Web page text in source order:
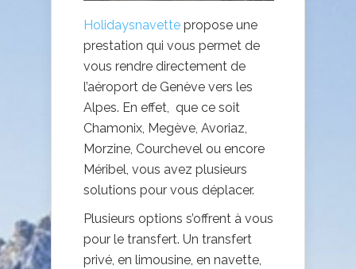
Holidaysnavette propose une
prestation qui vous permet de
vous rendre directement de
l’aéroport de Genève vers les
Alpes. En effet, que ce soit
Chamonix, Megève, Avoriaz,
Morzine, Courchevel ou encore
Méribel, vous avez plusieurs
solutions pour vous déplacer.
Plusieurs options s’offrent à vous
pour le transfert. Un transfert
privé, en limousine, en navette,